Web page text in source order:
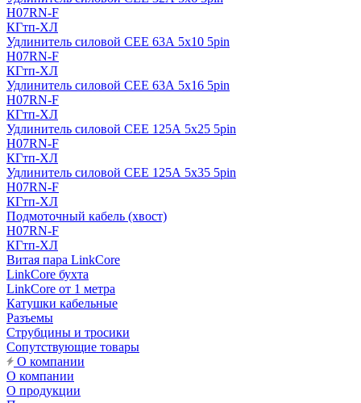
H07RN-F
КГтп-ХЛ
Удлинитель силовой CEE 63А 5x10 5pin
H07RN-F
КГтп-ХЛ
Удлинитель силовой CEE 63А 5x16 5pin
H07RN-F
КГтп-ХЛ
Удлинитель силовой CEE 125А 5x25 5pin
H07RN-F
КГтп-ХЛ
Удлинитель силовой CEE 125А 5x35 5pin
H07RN-F
КГтп-ХЛ
Подмоточный кабель (хвост)
H07RN-F
КГтп-ХЛ
Витая пара LinkCore
LinkCore бухта
LinkCore от 1 метра
Катушки кабельные
Разъемы
Струбцины и тросики
Сопутствующие товары
О компании
О компании
О продукции